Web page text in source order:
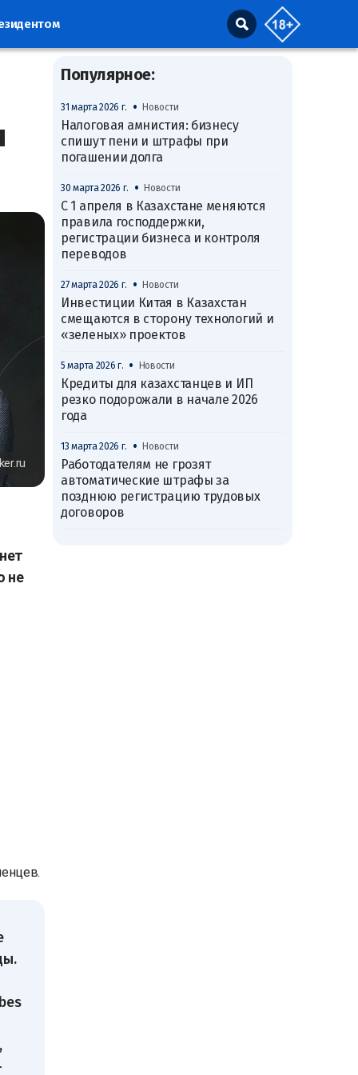
не
Популярное:
31 марта 2026 г. • Новости
Налоговая амнистия: бизнесу
спишут пени и штрафы при
погашении долга
30 марта 2026 г. • Новости
С 1 апреля в Казахстане меняются
правила господдержки,
регистрации бизнеса и контроля
переводов
27 марта 2026 г. • Новости
Инвестиции Китая в Казахстан
смещаются в сторону технологий и
«зеленых» проектов
5 марта 2026 г. • Новости
Кредиты для казахстанцев и ИП
резко подорожали в начале 2026
года
13 марта 2026 г. • Новости
Работодателям не грозят
автоматические штрафы за
позднюю регистрацию трудовых
договоров